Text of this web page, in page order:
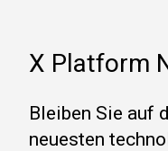
X Platform
Bleiben Sie auf
neuesten